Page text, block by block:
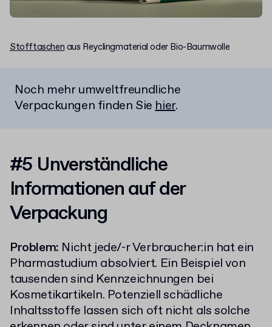
Stofftaschen aus Reyclingmaterial oder Bio-Baumwolle
Noch mehr umweltfreundliche
Verpackungen finden Siehier.
#5 Unverständliche
Informationen auf der
Verpackung
Problem: Nicht jede/-r Verbraucher:in hat ein
Pharmastudium absolviert. Ein Beispiel von
tausenden sind Kennzeichnungen bei
Kosmetikartikeln. Potenziell schädliche
Inhaltsstoffe lassen sich oft nicht als solche